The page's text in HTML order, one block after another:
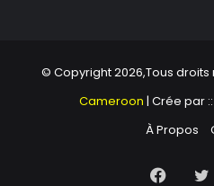
© Copyright 2026,Tous
Cameroon | Crée par ::
À Propos